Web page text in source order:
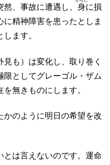
、事故に遭遇し、 身に損
精神障害を患ったとしま
ます。
も）は変化し、取り巻く
限としてグレーゴル・ザム
無きものにします。
かのように明日の希望を改
とは言えないのです。運命